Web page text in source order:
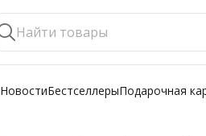
НовостиБестселлерыПодарочная